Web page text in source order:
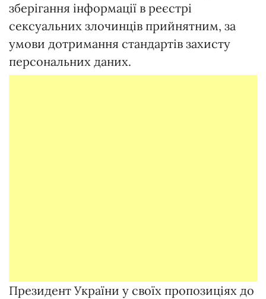
зберігання інформації в реєстрі
сексуальних злочинців прийнятним, за
умови дотримання стандартів захисту
персональних даних.
Президент України у своїх пропозиціях до